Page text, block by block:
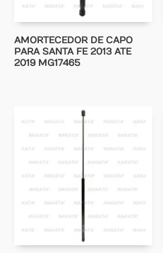
AMORTECEDOR DE CAPO
PARA SANTA FE 2013 ATE
2019 MG17465